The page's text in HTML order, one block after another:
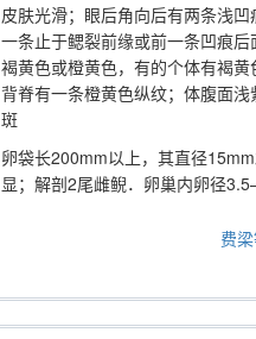
皮肤光滑；眼后角向后有两条浅凹
一条止于鳃裂前缘或前一条凹痕后
褐黄色或橙黄色，有的个体有褐
背脊有一条橙黄色纵纹；体腹面
斑
卵袋长200mm以上，其直径
显；解剖2尾雌鲵．卵巢内卵径
费